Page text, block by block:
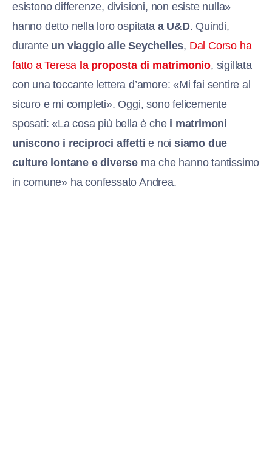
esistono differenze, divisioni, non esiste nulla»
hanno detto nella loro ospitata a U&D. Quindi,
durante un viaggio alle Seychelles, Dal Corso ha
fatto a Teresa la proposta di matrimonio, sigillata
con una toccante lettera d’amore: «Mi fai sentire al
sicuro e mi completi». Oggi, sono felicemente
sposati: «La cosa più bella è che i matrimoni
uniscono i reciproci affetti e noisiamo due
culture lontane e diverse ma che hanno tantissimo
in comune» ha confessato Andrea.